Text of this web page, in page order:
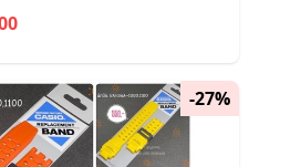
-27%